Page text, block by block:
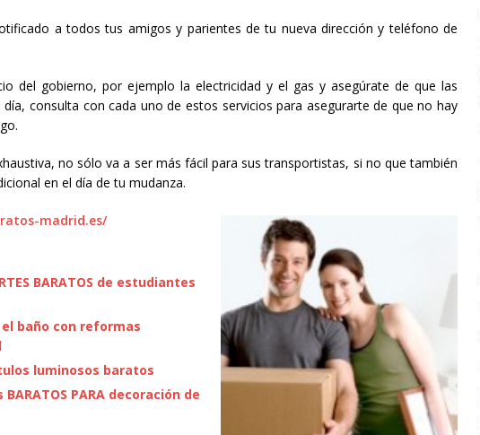
a todos tus amigos y parientes de tu nueva dirección y teléfono de
del gobierno, por ejemplo la electricidad y el gas y asegúrate de que las
consulta con cada uno de estos servicios para asegurarte de que no hay
no sólo va a ser más fácil para sus transportistas, si no que también
en el día de tu mudanza.
madrid.es/
BARATOS de estudiantes
baño con reformas
luminosos baratos
BARATOS PARA decoración de